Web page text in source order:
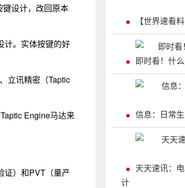
设计，改回原本
计。实体按键的好
立讯精密（Taptic
Engine马达来
证）和PVT（量产
【世界速看
即时看！什
信息：日常
天天速讯：
计